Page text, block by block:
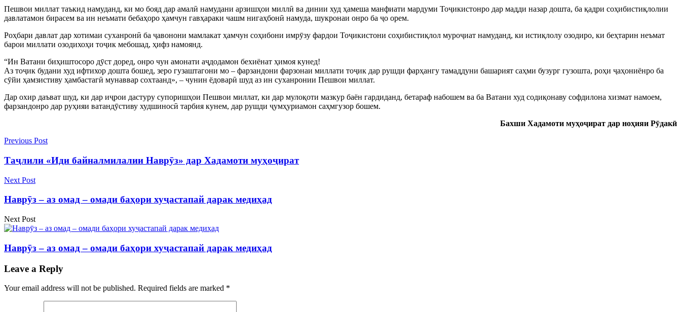
Пешвои миллат таъкид намуданд, ки мо бояд дар амалӣ намудани арзишҳои миллӣ ва динии худ ҳамеша манфиати мардуми Тоҷикистонро дар мадди назар дошта, ба қадри соҳибистиқлолии
давлатамон бирасем ва ин неъмати бебаҳоро ҳамчун гавҳараки чашм нигаҳбонӣ намуда, шукронаи онро ба ҷо орем.
Роҳбари давлат дар хотимаи суханронӣ ба ҷавонони мамлакат ҳамчун соҳибони имрӯзу фардои Тоҷикистони соҳибистиқлол муроҷиат намуданд, ки истиқлолу озодиро, ки беҳтарин неъмат
барои миллати озодихоҳи тоҷик мебошад, ҳифз намоянд.
“Ин Ватани биҳиштосоро дӯст доред, онро чун амонати аҷдодамон бехиёнат ҳимоя кунед!
Аз тоҷик будани худ ифтихор дошта бошед, зеро гузаштагони мо – фарзандони фарзонаи миллати тоҷик дар рушди фарҳангу тамаддуни башарият саҳми бузург гузошта, роҳи ҷаҳониёнро ба
сӯйи ҳамзистиву ҳамбастагӣ мунаввар сохтаанд», – чунин ёдоварӣ шуд аз ин суханронии Пешвои миллат.
Дар охир даъват шуд, ки дар иҷрои дастуру супоришҳои Пешвои миллат, ки дар мулоқоти мазкур баён гардиданд, бетараф набошем ва ба Ватани худ содиқонаву софдилона хизмат намоем,
фарзандонро дар руҳияи ватандӯстиву худшиносӣ тарбия кунем, дар рушди ҷумҳуриамон саҳмгузор бошем.
Бахши Хадамоти муҳоҷират дар ноҳияи Рӯдакӣ
Previous Post
Таҷлили «Иди байналмилалии Наврӯз» дар Хадамоти муҳоҷират
Next Post
Наврӯз – аз омад – омади баҳори хуҷастапай дарак медиҳад
Next Post
Наврӯз – аз омад – омади баҳори хуҷастапай дарак медиҳад
Leave a Reply
Your email address will not be published. Required fields are marked *